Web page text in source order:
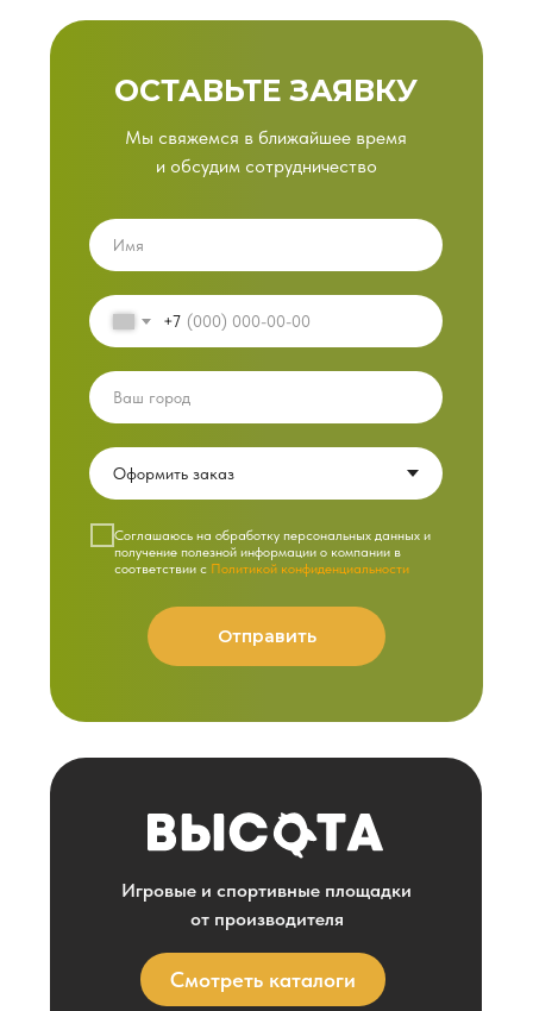
ОСТАВЬТЕ ЗАЯВКУ
Мы свяжемся в ближайшее время
и обсудим сотрудничество
+7
Cоглашаюсь на обработку персональных данных и
получение полезной информации о компании в
соответствии с Политикой конфиденциальности
Отправить
Смотреть каталоги
Игровые и спортивные площадки
от производителя